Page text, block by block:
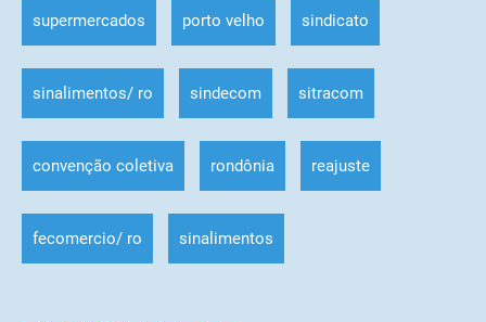
supermercados porto velho sindicato
sinalimentos/ ro sindecom sitracom
convenção coletiva rondônia reajuste
fecomercio/ ro sinalimentos